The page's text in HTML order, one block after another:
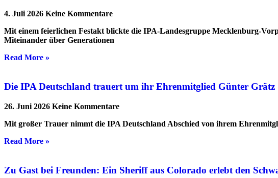
4. Juli 2026 Keine Kommentare
Mit einem feierlichen Festakt blickte die IPA-Landesgruppe Mecklenburg-
Miteinander über Generationen
Read More »
Die IPA Deutschland trauert um ihr Ehrenmitglied Günter Grätz
26. Juni 2026 Keine Kommentare
Mit großer Trauer nimmt die IPA Deutschland Abschied von ihrem
Read More »
Zu Gast bei Freunden: Ein Sheriff aus Colorado erlebt den